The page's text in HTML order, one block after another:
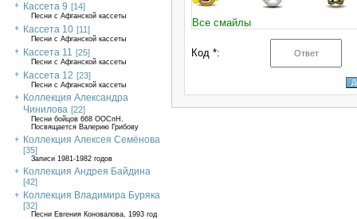
Кассета 9 [14]
Песни с Афганской кассеты
Кассета 10 [11]
Песни с Афганской кассеты
Кассета 11 [25]
Песни с Афганской кассеты
Кассета 12 [23]
Песни с Афганской кассеты
Коллекция Александра
Чинилова [22]
Песни бойцов 668 ООСпН.
Посвящается Валерию Грибову
Коллекция Алексея Семёнова
[35]
Записи 1981-1982 годов
Коллекция Андрея Байдина
[42]
Коллекция Владимира Буряка
[32]
Песни Евгения Коновалова, 1993 год
Все смайлы
Код *: